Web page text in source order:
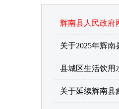
辉南县人民政府
关于2025年辉
县城区生活饮用
关于延续辉南县